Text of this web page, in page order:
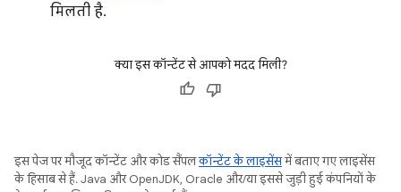
मिलती है.
क्या इस कॉन्टेंट से आपको मदद मिली?
इस पेज पर मौजूद कॉन्टेंट और कोड सैंपलकॉन्टेंट के लाइसेंसमें बताए गए लाइसेंस
के हिसाब से हैं. Java और OpenJDK, Oracle और/या इससे जुड़ी हुई कंपनियों के